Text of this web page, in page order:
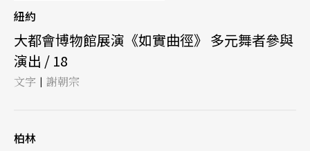
紐約
大都會博物館展演《如實曲徑》 多元舞者參與
演出 / 18
文字 | 謝朝宗
柏林